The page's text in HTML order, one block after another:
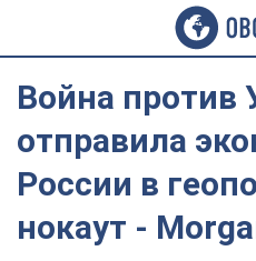
Война против
отправила
России в
нокаут -